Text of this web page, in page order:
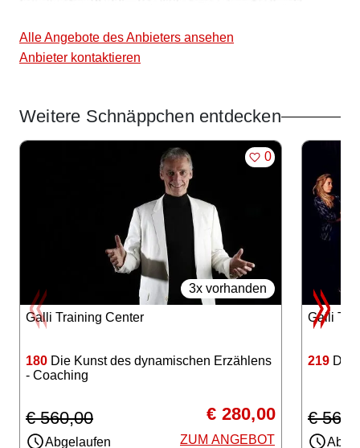
Alle Angebote des Anbieters ansehen
Anbieter kontaktieren
Weitere Schnäppchen entdecken
Angebote im Slider
3x vorhanden
MERKEN
0
Galli Training Center
180 Die Kunst des dynamischen Erzählens
- Coaching
€ 560,00
Abgelaufen
€ 280,00
ZUM ANGEBOT
Galli
219 Die
€